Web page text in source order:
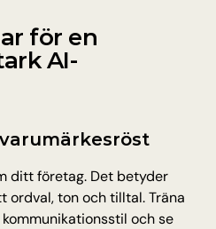
för en
AI-
ditt företag. Det betyder
ordval, ton och tilltal. Träna
och se